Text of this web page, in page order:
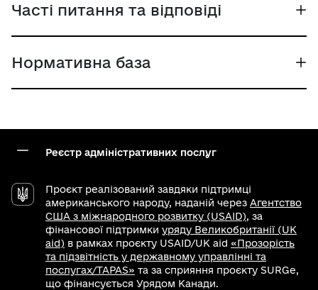
Часті питання та відповіді
Нормативна база
Реєстр адміністративних послуг
Проєкт реалізований завдяки підтримці
американського народу, наданій через Агентство
США з міжнародного розвитку (USAID), за
фінансової підтримки уряду Великобританії (UK
aid) в рамках проєкту USAID/UK aid «Прозорість
та підзвітність у державному управлінні та
послугах/TAPAS» та за сприяння проєкту SURGe,
що фінансується Урядом Канади.